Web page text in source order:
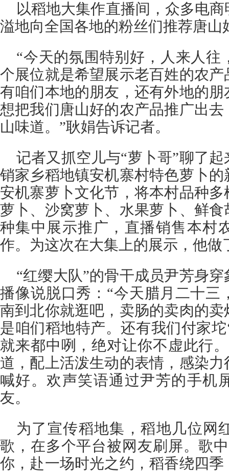
以稻地大集作直播间，众多电
溢地向全国各地的粉丝们推荐唐山
“今天的氛围特别好，人来人往
个展位就是希望展示老百姓的农
有咱们本地的朋友，还有外地的
想把我们唐山好的农产品推广出
山味道。”耿娟告诉记者。
记者又抓空儿与“萝卜哥”聊了
销家乡稻地镇安机寨村特色萝卜
安机寨萝卜文化节，将本村品种
萝卜、沙窝萝卜、水果萝卜、鲜
种集中展示推广，直播销售本村
作。为这次在大集上的展示，他做
“红缨大队”的骨干成员尹芳身
播像说脱口秀：“今天腊月二十三
南到北你就逛吧，卖肠的卖肉的
是咱们稻地特产。还有我们付家
就来都中咧，绝对让你不虚此行
道，配上活泼生动的表情，感染
喊好。欢声笑语通过尹芳的手机
友。
为了宣传稻地集，稻地几位网
歌，在多个平台被网友刷屏。歌
你，赴一场时光之约，稻香绕四